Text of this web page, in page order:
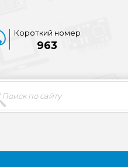
Короткий номер
963